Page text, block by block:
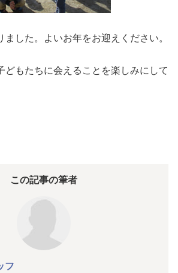
ました。よいお年をお迎えください。
どもたちに会えることを楽しみにして
この記事の筆者
フ